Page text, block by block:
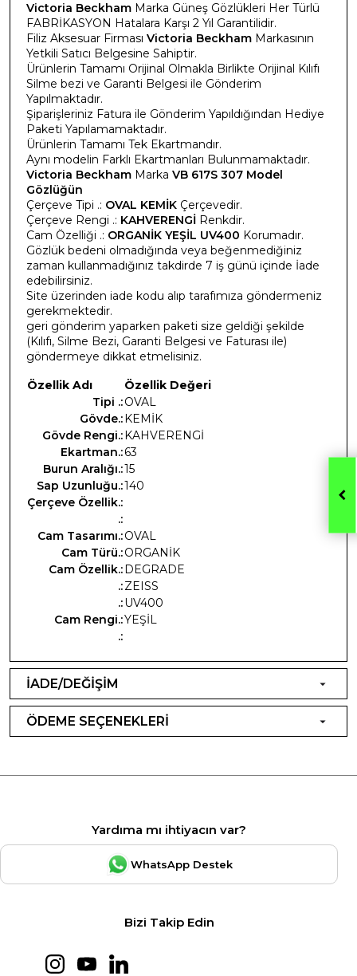
Victoria Beckham Marka Güneş Gözlükleri Her Türlü
FABRİKASYON Hatalara Karşı 2 Yıl Garantilidir.
Filiz Aksesuar Firması Victoria Beckham Markasının
Yetkili Satıcı Belgesine Sahiptir.
Ürünlerin Tamamı Orijinal Olmakla Birlikte Orijinal Kılıfı
Silme bezi ve Garanti Belgesi ile Gönderim
Yapılmaktadır.
Şiparişleriniz Fatura ile Gönderim Yapıldığından Hediye
Paketi Yapılamamaktadır.
Ürünlerin Tamamı Tek Ekartmandır.
Aynı modelin Farklı Ekartmanları Bulunmamaktadır.
Victoria Beckham Marka VB 617S 307 Model
Gözlüğün
Çerçeve Tipi .: OVAL KEMİK Çerçevedir.
Çerçeve Rengi .: KAHVERENGİ Renkdir.
Cam Özelliği .: ORGANİK YEŞİL UV400 Korumadır.
Gözlük bedeni olmadığında veya beğenmediğiniz
zaman kullanmadığınız takdirde 7 iş günü içinde İade
edebilirsiniz.
Site üzerinden iade kodu alıp tarafımıza göndermeniz
gerekmektedir.
geri gönderim yaparken paketi size geldiği şekilde
(Kılıfı, Silme Bezi, Garanti Belgesi ve Faturası ile)
göndermeye dikkat etmelisiniz.
Özellik Adı
Özellik Değeri
Tipi .:OVAL
Gövde.:KEMİK
Gövde Rengi.:KAHVERENGİ
Ekartman.:63
Burun Aralığı.:15
Sap Uzunluğu.:140
Çerçeve Özellik.:
.:
Cam Tasarımı.:OVAL
Cam Türü.:ORGANİK
Cam Özellik.:DEGRADE
.:ZEISS
.:UV400
Cam Rengi.:YEŞİL
.:
İADE/DEĞİŞİM
ÖDEME SEÇENEKLERİ
Yardıma mı ihtiyacın var?
WhatsApp Destek
Bizi Takip Edin